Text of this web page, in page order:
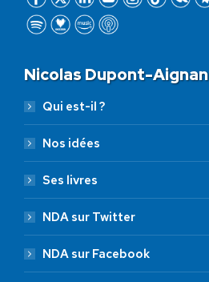
Nicolas Dupont-Aignan
Qui est-il ?
Nos idées
Ses livres
NDA sur Twitter
NDA sur Facebook